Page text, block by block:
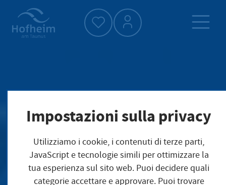
Home"
Impostazioni sulla privacy
Utilizziamo i cookie, i contenuti di terze parti,
JavaScript e tecnologie simili per ottimizzare la
tua esperienza sul sito web. Puoi decidere quali
categorie accettare e approvare. Puoi trovare